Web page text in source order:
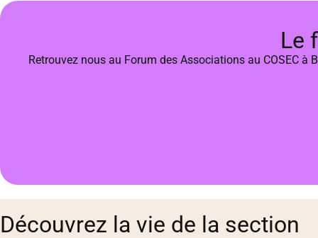
Le
Retrouvez nous au Forum des Associations au COSEC à
Découvrez la vie de la section